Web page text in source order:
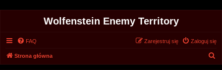
Wolfenstein Enemy Territory
FAQ Zaloguj się
Zarejestruj się
Strona główna